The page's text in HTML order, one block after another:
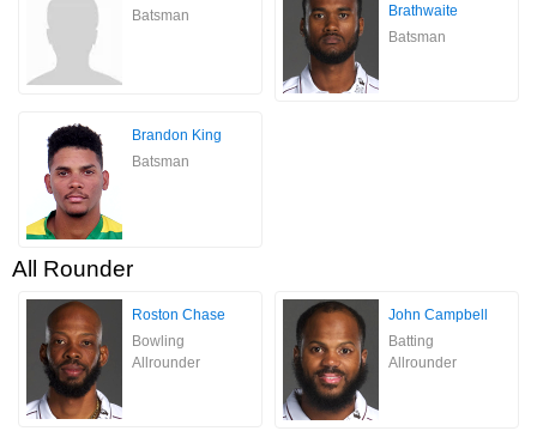
Batsman
Brathwaite
Batsman
Brandon King
Batsman
All Rounder
Roston Chase
Bowling
Allrounder
John Campbell
Batting
Allrounder